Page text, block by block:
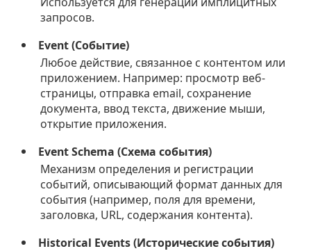
запросов.
Event (Событие)
Любое действие, связанное с контентом или
приложением. Например: просмотр веб-
страницы, отправка email, сохранение
документа, ввод текста, движение мыши,
открытие приложения.
Event Schema (Схема события)
Механизм определения и регистрации
событий, описывающий формат данных для
события (например, поля для времени,
заголовка, URL, содержания контента).
Historical Events (Исторические события)